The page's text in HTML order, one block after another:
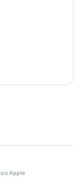
Apple